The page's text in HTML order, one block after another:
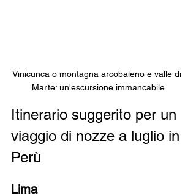
Vinicunca o montagna arcobaleno e valle di
Marte: un'escursione immancabile
Itinerario suggerito per un
viaggio di nozze a luglio in
Perù
Lima